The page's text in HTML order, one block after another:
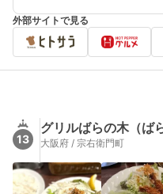
外部サイトで見る
13
グリルばらの木（ば
大阪府 / 宗右衛門町